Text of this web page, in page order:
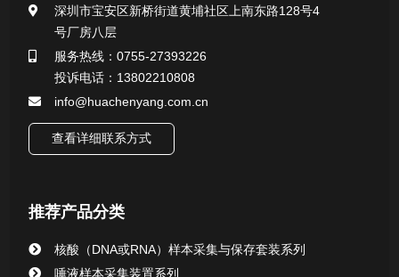
一次性使用采样器系列
微生物样本保存液（通用运输传媒介质）系列
核酸（DNA&RNA）样本采集与保存套装系列
唾液样本采集装置系列
深圳市宝安区新桥街道黄埔社区上南东路128号4
号厂房八层
服务热线：0755-27393226
投诉电话：13802210808
info@huachenyang.com.cn
查看详细联系方式
推荐产品分类
核酸（DNA或RNA）样本采集与保存套装系列
唾液样本采集装置系列